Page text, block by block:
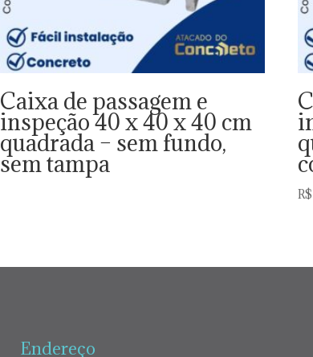
Caixa de passagem e
inspeção 40 x 40 x 40 cm
quadrada – sem fundo,
sem tampa
R$
Endereço